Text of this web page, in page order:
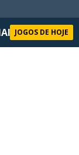
SELEÇÃO
JOGOS DE HOJE